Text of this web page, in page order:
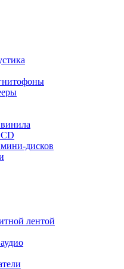
дисков
лентой